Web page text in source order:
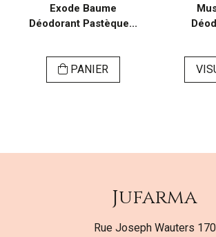
Exode Baume
Déodorant Pastèque...
PANIER
Jufarma
Rue Joseph Wauters 170